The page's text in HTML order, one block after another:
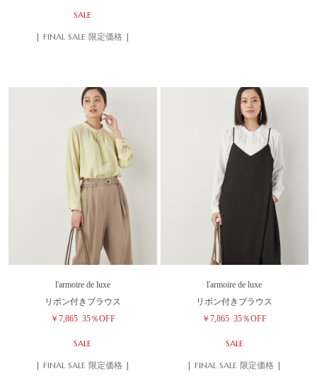
SALE
| FINAL SALE 限定価格 |
l'armoire de luxe
リボン付きブラウス
￥7,865 35％OFF
SALE
| FINAL SALE 限定価格 |
l'armoire de luxe
リボン付きブラウス
￥7,865 35％OFF
SALE
| FINAL SALE 限定価格 |